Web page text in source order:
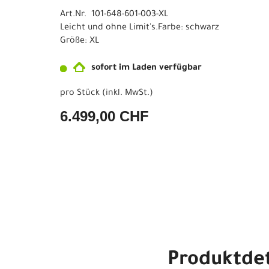
Art.Nr. 101-648-601-003-XL
Leicht und ohne Limit's.Farbe: schwarz
Größe: XL
sofort im Laden verfügbar
pro Stück (inkl. MwSt.)
6.499,00 CHF